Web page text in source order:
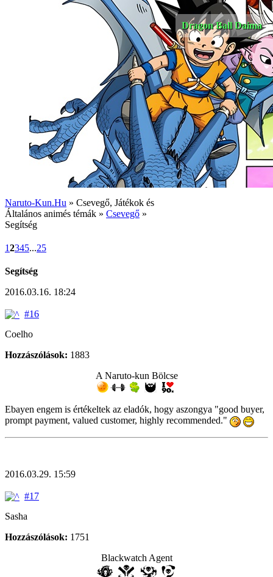
Dragon Ball Daima
Naruto-Kun.Hu » Csevegő, Játékok és
Általános animés témák » Csevegő »
Segítség
12345...25
Segítség
2016.03.16. 18:24
#16
Coelho
Hozzászólások: 1883
A Naruto-kun Bölcse
Ebayen engem is értékeltek az eladók, hogy aszongya "good buyer,
prompt payment, valued customer, highly recommended."
2016.03.29. 15:59
#17
Sasha
Hozzászólások: 1751
Blackwatch Agent